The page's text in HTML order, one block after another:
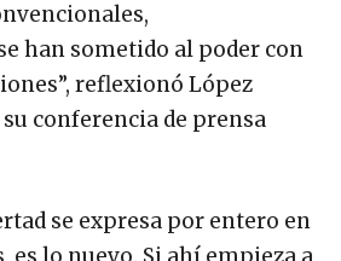
han sometido al poder con
reflexionó López
conferencia de prensa
se expresa por entero en